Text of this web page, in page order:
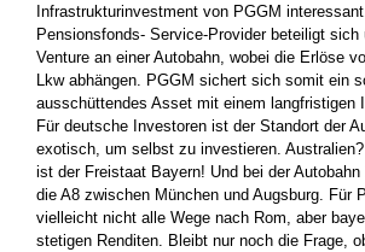
Infrastrukturinvestment von PGGM
Pensionsfonds- Service-Provider beteiligt sich
Venture an einer Autobahn, wobei die Erlöse
Lkw abhängen. PGGM sichert sich somit ein
ausschüttendes Asset mit einem langfristigen
Für deutsche Investoren ist der Standort der
exotisch, um selbst zu investieren.
ist der Freistaat Bayern! Und bei der
die A8 zwischen München und Augsburg. Für
vielleicht nicht alle Wege nach Rom, aber
stetigen Renditen. Bleibt nur noch die Frage,